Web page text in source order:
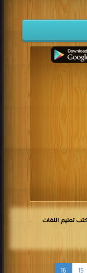
تعليم اللغات